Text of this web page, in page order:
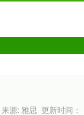
来源: 雅思 更新时间：